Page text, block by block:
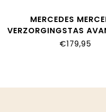
MERCEDES
VERZORGINGSTAS
€179,95